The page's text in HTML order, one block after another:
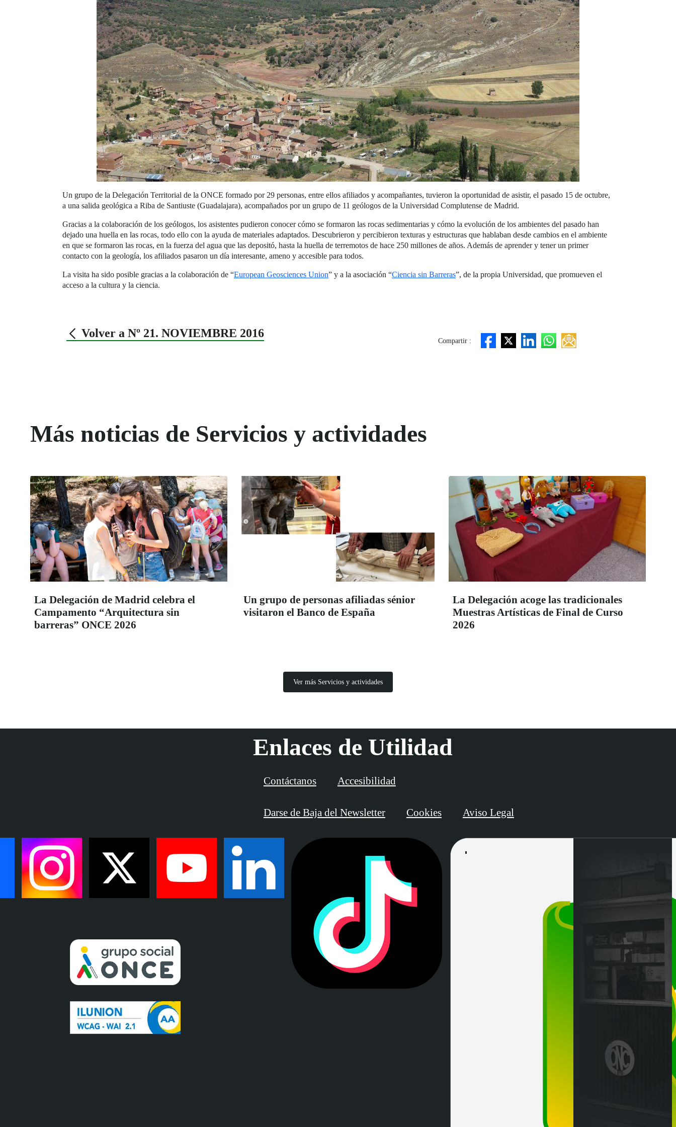
Un grupo de la Delegación Territorial de la ONCE formado por 29 personas, entre ellos afiliados y acompañantes, tuvieron la oportunidad de asistir, el pasado 15 de octubre,
a una salida geológica a Riba de Santiuste (Guadalajara), acompañados por un grupo de 11 geólogos de la Universidad Complutense de Madrid.
Gracias a la colaboración de los geólogos, los asistentes pudieron conocer cómo se formaron las rocas sedimentarias y cómo la evolución de los ambientes del pasado han
dejado una huella en las rocas, todo ello con la ayuda de materiales adaptados. Descubrieron y percibieron texturas y estructuras que hablaban desde cambios en el ambiente
en que se formaron las rocas, en la fuerza del agua que las depositó, hasta la huella de terremotos de hace 250 millones de años. Además de aprender y tener un primer
contacto con la geología, los afiliados pasaron un día interesante, ameno y accesible para todos.
La visita ha sido posible gracias a la colaboración de “European Geosciences Union” y a la asociación “Ciencia sin Barreras”, de la propia Universidad, que promueven el
acceso a la cultura y la ciencia.
Volver a Nº 21. NOVIEMBRE 2016
Compartir :
Más noticias de Servicios y actividades
La Delegación de Madrid celebra el
Campamento “Arquitectura sin
barreras” ONCE 2026
Un grupo de personas afiliadas sénior
visitaron el Banco de España
La Delegación acoge las tradicionales
Muestras Artísticas de Final de Curso
2026
Ver más Servicios y actividades
Enlaces de Utilidad
Contáctanos Accesibilidad
Darse de Baja del Newsletter Cookies Aviso Legal